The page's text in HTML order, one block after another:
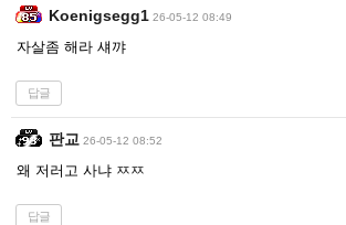
Koenigsegg1 26-05-12 08:49
자살좀 해라 섀꺄
답글
판교 26-05-12 08:52
왜 저러고 사냐 ㅉㅉ
답글